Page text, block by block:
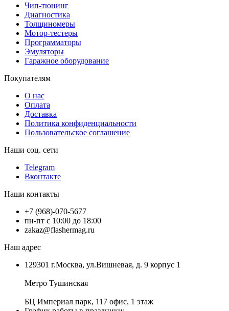
Чип-тюнинг
Диагностика
Толщиномеры
Мотор-тестеры
Программаторы
Эмуляторы
Гаражное оборудование
Покупателям
О нас
Оплата
Доставка
Политика конфиденциальности
Пользовательское соглашение
Наши соц. сети
Telegram
Вконтакте
Наши контакты
+7 (968)-070-5677
пн-пт с 10:00 до 18:00
zakaz@flashermag.ru
Наш адрес
129301 г.Москва, ул.Вишневая, д. 9 корпус 1
Метро Тушинская
БЦ Империал парк, 117 офис, 1 этаж